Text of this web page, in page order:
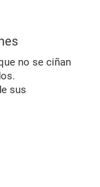
no se ciñan
sus